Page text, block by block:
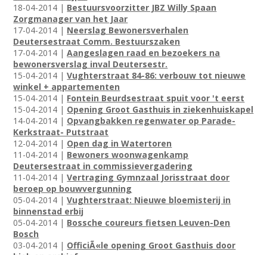
18-04-2014 | Bestuursvoorzitter JBZ Willy Spaan
Zorgmanager van het Jaar
17-04-2014 | Neerslag Bewonersverhalen
Deutersestraat Comm. Bestuurszaken
17-04-2014 |Aangeslagen raad en bezoekers na
bewonersverslag inval Deutersestr.
15-04-2014 |Vughterstraat 84-86: verbouw tot nieuwe
winkel + appartementen
15-04-2014 | Fontein Beurdsestraat spuit voor 't eerst
15-04-2014 | Opening Groot Gasthuis in ziekenhuiskapel
14-04-2014 | Opvangbakken regenwater op Parade-
Kerkstraat- Putstraat
12-04-2014 | Open dag in Watertoren
11-04-2014 | Bewoners woonwagenkamp
Deutersestraat in commissievergadering
11-04-2014 |Vertraging Gymnzaal Jorisstraat door
beroep op bouwvergunning
05-04-2014 |Vughterstraat: Nieuwe bloemisterij in
binnenstad erbij
05-04-2014 | Bossche coureurs fietsen Leuven-Den
Bosch
03-04-2014 | OfficiÃ«le opening Groot Gasthuis door